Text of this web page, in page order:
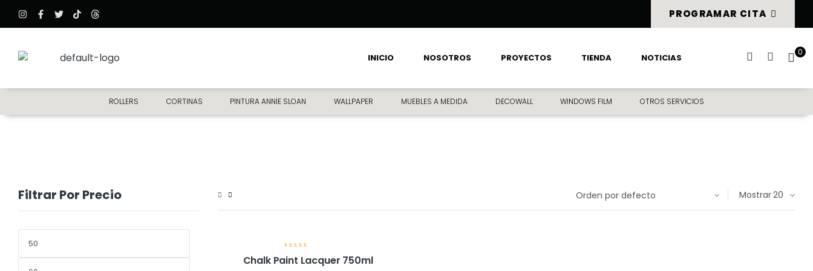
PROGRAMAR CITA
INICIO NOSOTROS PROYECTOS TIENDA NOTICIAS
0
ROLLERS CORTINAS PINTURA ANNIE SLOAN WALLPAPER MUEBLES A MEDIDA DECOWALL WINDOWS FILM OTROS SERVICIOS
Mostrar
V
a
Chalk Paint Lacquer 750ml
Filtrar Por Precio